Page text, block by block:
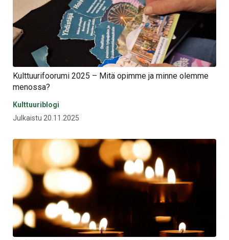
Kulttuurifoorumi 2025 – Mitä opimme ja minne olemme
menossa?
Kulttuuriblogi
Julkaistu 20.11.2025